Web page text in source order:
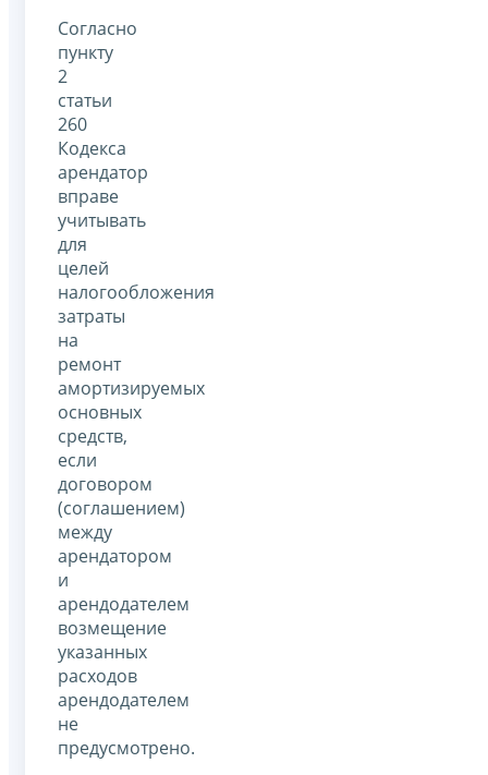
Согласно
пункту
2
статьи
260
Кодекса
арендатор
вправе
учитывать
для
целей
налогообложения
затраты
на
ремонт
амортизируемых
основных
средств,
если
договором
(соглашением)
между
арендатором
и
арендодателем
возмещение
указанных
расходов
арендодателем
не
предусмотрено.